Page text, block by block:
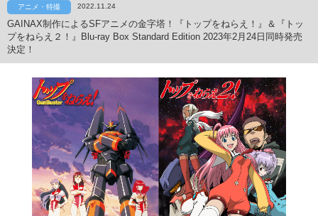
アニメ・特撮 2022.11.24
GAINAX制作によるSFアニメの金字塔！『トップをねらえ！』＆『トッ
プをねらえ２！』Blu-ray Box Standard Edition 2023年2月24日同時発売
決定！